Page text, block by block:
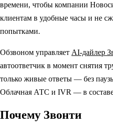
времени, чтобы компании
клиентам в удобные часы и не
попытками.
Обзвоном управляет AI-дайлер
автоответчик в момент снятия
только живые ответы — без
Облачная АТС и IVR — в
Почему Звонти